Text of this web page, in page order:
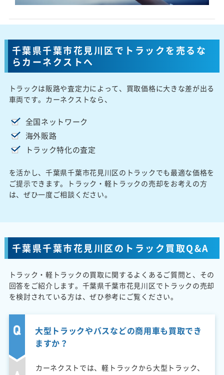
千葉県千葉市花見川区でトラックを売るな
らカーネクストへ
トラックは販路や査定力によって、買取価格に大きな差が出る
車両です。カーネクストなら、
全国ネットワーク
海外販路
トラック特化の査定
を活かし、千葉県千葉市花見川区のトラックでも最適な価格を
ご提示できます。トラック・軽トラックの売却をお考えの方
は、ぜひ一度ご相談ください。
千葉県千葉市花見川区のトラック買取Q&A
トラック・軽トラックの買取に関するよくあるご質問と、その
回答をご紹介します。千葉県千葉市花見川区でトラックの売却
を検討されている方は、ぜひ参考にご覧ください。
大型トラックやバスなどの商用車も買取でき
ますか？
カーネクストでは、軽トラックから大型トラック、